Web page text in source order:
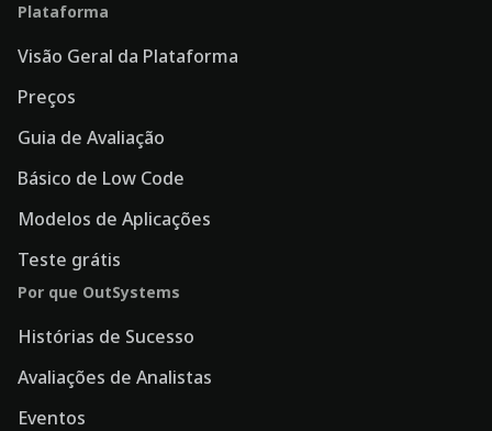
Plataforma
Visão Geral da Plataforma
Preços
Guia de Avaliação
Básico de Low Code
Modelos de Aplicações
Teste grátis
Por que OutSystems
Histórias de Sucesso
Avaliações de Analistas
Eventos